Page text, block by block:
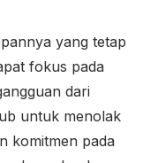
yang tetap
fokus pada
dari
untuk menolak
komitmen pada